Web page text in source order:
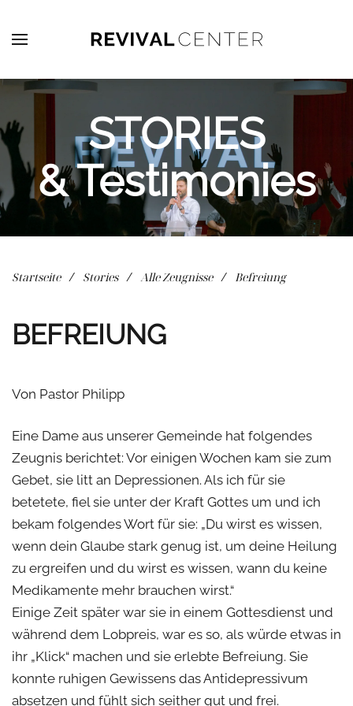
Zum Hauptinhalt springen
STORIES
& Testimonies
Startseite Stories Alle Zeugnisse Befreiung
BEFREIUNG
Von Pastor Philipp
Eine Dame aus unserer Gemeinde hat folgendes
Zeugnis berichtet: Vor einigen Wochen kam sie zum
Gebet, sie litt an Depressionen. Als ich für sie
betetete, fiel sie unter der Kraft Gottes um und ich
bekam folgendes Wort für sie: „Du wirst es wissen,
wenn dein Glaube stark genug ist, um deine Heilung
zu ergreifen und du wirst es wissen, wann du keine
Medikamente mehr brauchen wirst.“
Einige Zeit später war sie in einem Gottesdienst und
während dem Lobpreis, war es so, als würde etwas in
ihr „Klick“ machen und sie erlebte Befreiung. Sie
konnte ruhigen Gewissens das Antidepressivum
absetzen und fühlt sich seither gut und frei.